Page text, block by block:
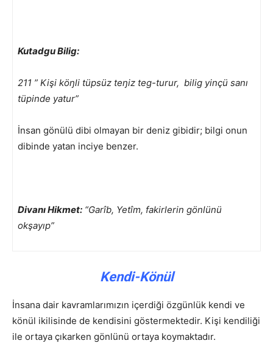
Kutadgu Bilig:
211 ” Kişi köŋli tüpsüz teŋiz teg-turur, bilig yinçü sanı
tüpinde yatur”
İnsan gönülü dibi olmayan bir deniz gibidir; bilgi onun
dibinde yatan inciye benzer.
Divanı Hikmet: “Garîb, Yetîm, fakirlerin gönlünü
okşayıp”
Kendi-Könül
İnsana dair kavramlarımızın içerdiği özgünlük kendi ve
könül ikilisinde de kendisini göstermektedir. Kişi kendiliği
ile ortaya çıkarken gönlünü ortaya koymaktadır.